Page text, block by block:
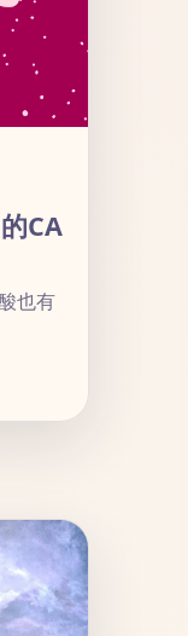
CA
也有